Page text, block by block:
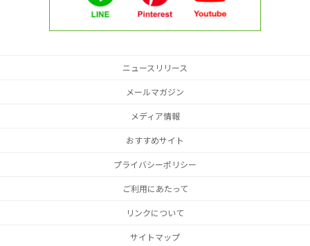
ニュースリリース
メールマガジン
メディア情報
おすすめサイト
プライバシーポリシー
ご利用にあたって
リンクについて
サイトマップ